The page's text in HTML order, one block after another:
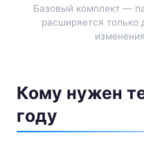
Базовый комплект —
расширяется только
Кому нужен
году